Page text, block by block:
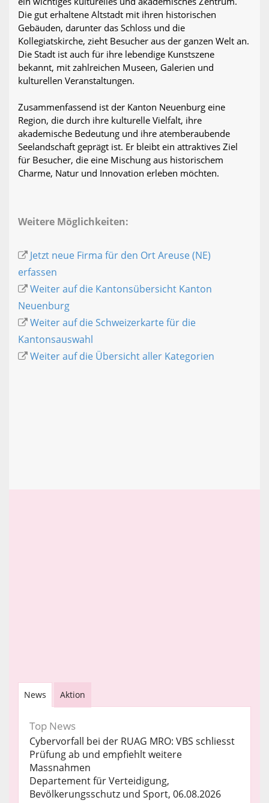
Die gut erhaltene Altstadt mit ihren historischen
Gebäuden, darunter das Schloss und die
Kollegiatskirche, zieht Besucher aus der ganzen Welt an.
Die Stadt ist auch für ihre lebendige Kunstszene
bekannt, mit zahlreichen Museen, Galerien und
kulturellen Veranstaltungen.
Zusammenfassend ist der Kanton Neuenburg eine
Region, die durch ihre kulturelle Vielfalt, ihre
akademische Bedeutung und ihre atemberaubende
Seelandschaft geprägt ist. Er bleibt ein attraktives Ziel
für Besucher, die eine Mischung aus historischem
Charme, Natur und Innovation erleben möchten.
Weitere Möglichkeiten:
Jetzt neue Firma für den Ort Areuse (NE)
erfassen
Weiter auf die Kantonsübersicht Kanton
Neuenburg
Weiter auf die Schweizerkarte für die
Kantonsauswahl
Weiter auf die Übersicht aller Kategorien
News Aktion
Top News
Cybervorfall bei der RUAG MRO: VBS schliesst
Prüfung ab und empfiehlt weitere
Massnahmen
Departement für Verteidigung,
Bevölkerungsschutz und Sport, 06.08.2026